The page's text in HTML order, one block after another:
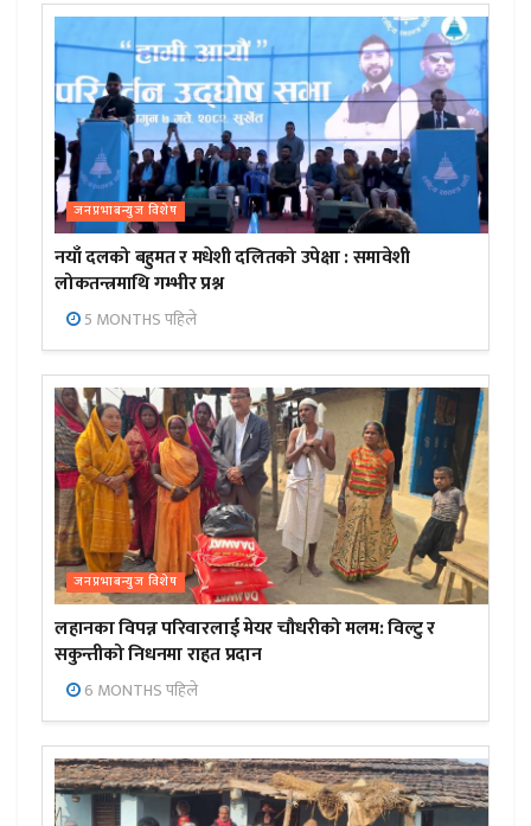
जनप्रभाबन्युज विशेष
नयाँ दलको बहुमत र मधेशी दलितको उपेक्षा : समावेशी
लोकतन्त्रमाथि गम्भीर प्रश्न
5 MONTHS पहिले
जनप्रभाबन्युज विशेष
लहानका विपन्न परिवारलाई मेयर चौधरीको मलम: विल्टु र
सकुन्तीको निधनमा राहत प्रदान
6 MONTHS पहिले